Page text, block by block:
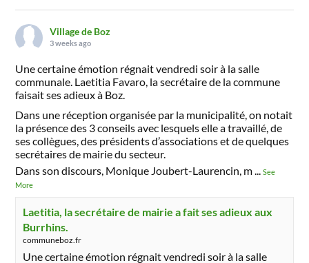
Village de Boz
3 weeks ago
Une certaine émotion régnait vendredi soir à la salle
communale. Laetitia Favaro, la secrétaire de la commune
faisait ses adieux à Boz.
Dans une réception organisée par la municipalité, on notait
la présence des 3 conseils avec lesquels elle a travaillé, de
ses collègues, des présidents d’associations et de quelques
secrétaires de mairie du secteur.
Dans son discours, Monique Joubert-Laurencin, m...See
More
Laetitia, la secrétaire de mairie a fait ses adieux aux
Burrhins.
communeboz.fr
Une certaine émotion régnait vendredi soir à la salle